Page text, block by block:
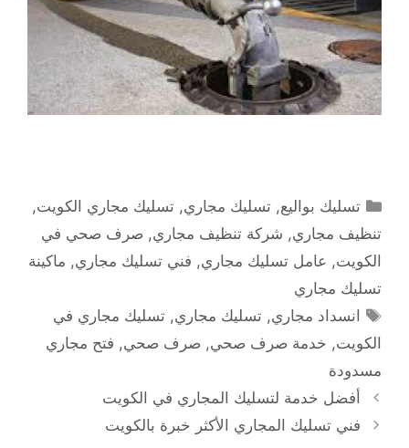
التصنيفات
تسليك بواليع,تسليك مجاري,تسليك مجاري الكويت,
تنظيف مجاري, شركة تنظيف مجاري, صرف صحي في
الكويت, عامل تسليك مجاري, فني تسليك مجاري, ماكينة
تسليك مجاري
الوسوم
انسداد مجاري,تسليك مجاري,تسليك مجاري في
الكويت, خدمة صرف صحي, صرف صحي, فتح مجاري
مسدودة
أفضل خدمة لتسليك المجاري في الكويت
فني تسليك المجاري الأكثر خبرة بالكويت